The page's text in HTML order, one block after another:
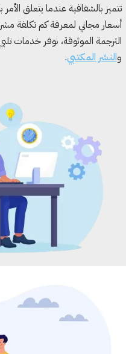
تتميز بالشفافية عندما يتعلق
أسعار مجاني لمعرفة كم تكلفة
الترجمة الموثوقة، نوفر خدمات
والنشر المكتبي.